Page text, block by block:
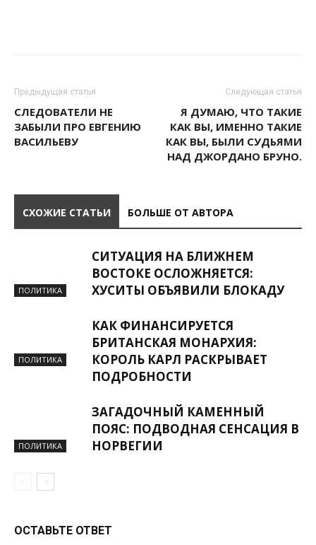
Предыдущая статья
СЛЕДОВАТЕЛИ НЕ
ЗАБЫЛИ ПРО ЕВГЕНИЮ
ВАСИЛЬЕВУ
Следующая статья
Я ДУМАЮ, ЧТО ТАКИЕ
КАК ВЫ, ИМЕННО ТАКИЕ
КАК ВЫ, БЫЛИ СУДЬЯМИ
НАД ДЖОРДАНО БРУНО.
СХОЖИЕ СТАТЬИ БОЛЬШЕ ОТ АВТОРА
ПОЛИТИКА
СИТУАЦИЯ НА БЛИЖНЕМ
ВОСТОКЕ ОСЛОЖНЯЕТСЯ:
ХУСИТЫ ОБЪЯВИЛИ БЛОКАДУ
ПОЛИТИКА
КАК ФИНАНСИРУЕТСЯ
БРИТАНСКАЯ МОНАРХИЯ:
КОРОЛЬ КАРЛ РАСКРЫВАЕТ
ПОДРОБНОСТИ
ПОЛИТИКА
ЗАГАДОЧНЫЙ КАМЕННЫЙ
ПОЯС: ПОДВОДНАЯ СЕНСАЦИЯ В
НОРВЕГИИ
ОСТАВЬТЕ ОТВЕТ